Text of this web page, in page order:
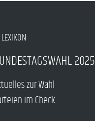
LEXIKON
2025
zur Wahl
im Check